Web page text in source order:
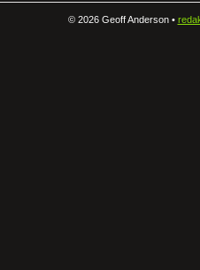
©2026 Geoff Anderson •